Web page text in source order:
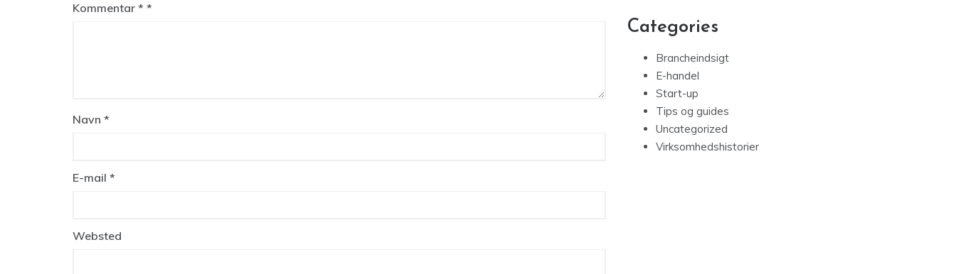
Kommentar *
Navn *
E-mail *
Websted
Categories
Brancheindsigt
E-handel
Start-up
Tips og guides
Uncategorized
Virksomhedshistorier